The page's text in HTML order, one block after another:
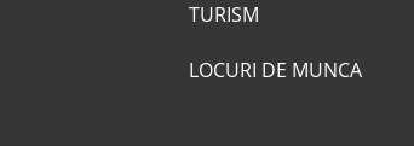
TURISM
LOCURI DE MUNCA